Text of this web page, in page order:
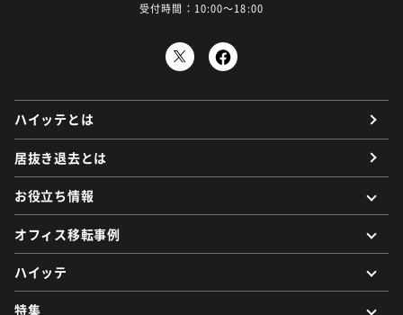
受付時間：10:00～18:00
ハイッテとは
居抜き退去とは
お役立ち情報
オフィス移転事例
ハイッテ
特集